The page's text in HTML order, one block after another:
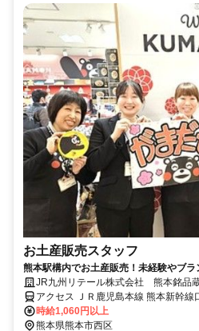
お土産販売スタッフ
熊本駅構内でお土産販売！未経験やブラ
JR九州リテール株式会社 熊本銘品
アクセス ＪＲ鹿児島本線 熊本新幹線
歩約2分
時給1,060円以上
熊本県熊本市西区